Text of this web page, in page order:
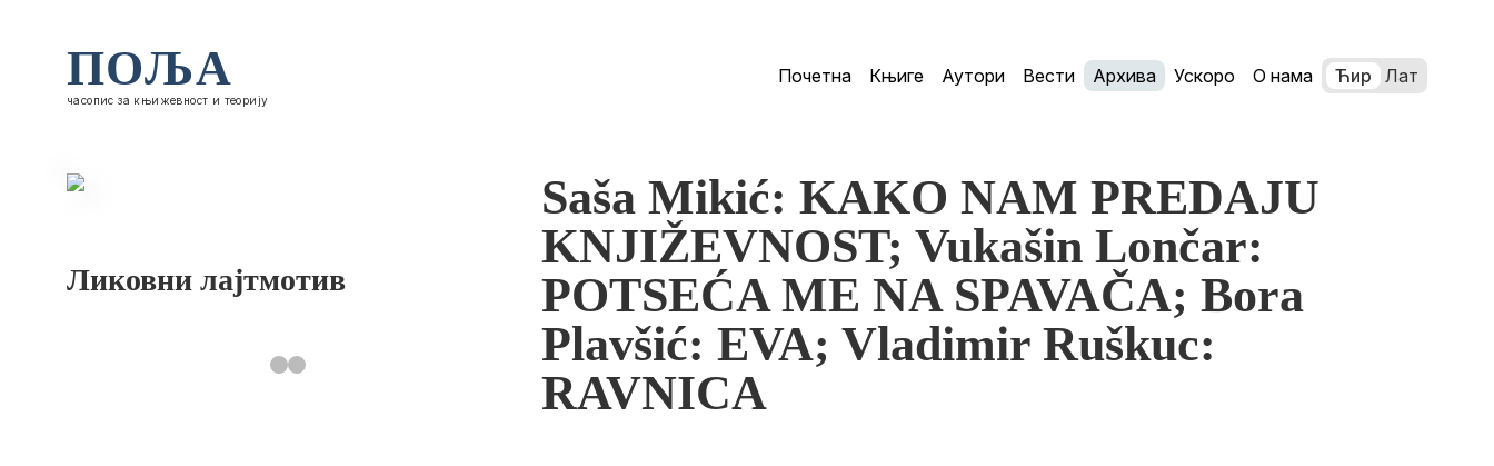
ПОЉА
часопис за књижевност и теорију
Почетна Књиге Аутори Вести Архива Ускоро О нама Ћир Лат
Ликовни лајтмотив
Saša Mikić: KAKO NAM PREDAJU
KNJIŽEVNOST; Vukašin Lončar:
POTSEĆA ME NA SPAVAČA; Bora
Plavšić: EVA; Vladimir Ruškuc:
RAVNICA